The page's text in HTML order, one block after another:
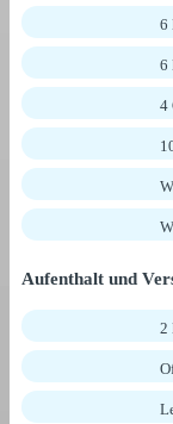
6
6
4
Aufenthalt und
2